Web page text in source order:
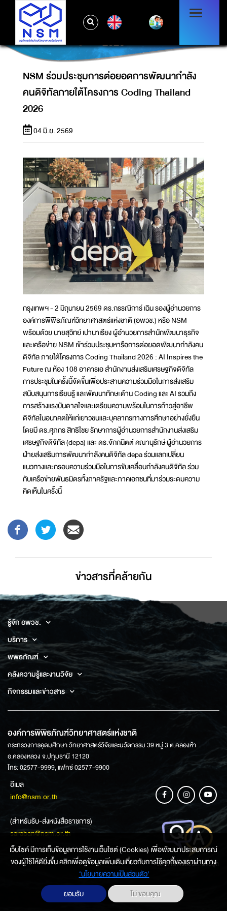
NSM ร่วมประชุมการต่อยอดการพัฒนากำลังคน
ดิจิทัลภายใต้โครงการ CODING THAILAND
2026
NSM ร่วมประชุมการต่อยอดการพัฒนากำลัง
คนดิจิทัลภายใต้โครงการ Coding Thailand
2026
04 มิ.ย. 2569
กรุงเทพฯ - 2 มิถุนายน 2569 ดร.กรรณิการ์ เฉิน รองผู้อำนวยการ
องค์การพิพิธภัณฑ์วิทยาศาสตร์แห่งชาติ (อพวช.) หรือ NSM
พร้อมด้วย นายสุวิทย์ เปานาเรียง ผู้อำนวยการสำนักพัฒนาธุรกิจ
และเครือข่าย NSM เข้าร่วมประชุมหารือการต่อยอดพัฒนากำลังคน
ดิจิทัล ภายใต้โครงการ Coding Thailand 2026 : AI Inspires the
Future ณ ห้อง 108 อาคารเอ สำนักงานส่งเสริมเศรษฐกิจดิจิทัล
การประชุมในครั้งนี้จัดขึ้นเพื่อประสานความร่วมมือในการส่งเสริม
สนับสนุนการเรียนรู้ และพัฒนาทักษะด้าน Coding และ AI รวมถึง
การสร้างแรงบันดาลใจและเตรียมความพร้อมในการก้าวสู่อาชีพ
ดิจิทัลในอนาคตให้แก่เยาวชนและบุคลากรทางการศึกษาอย่างยั่งยืน
โดยมี ดร.ศุภกร สิทธิไชย รักษาการผู้อำนวยการสำนักงานส่งเสริม
เศรษฐกิจดิจิทัล (depa) และ ดร.จักกนิตต์ คณานุรักษ์ ผู้อำนวยการ
ฝ่ายส่งเสริมการพัฒนากำลังคนดิจิทัล depa ร่วมแลกเปลี่ยน
แนวทางและกรอบความร่วมมือในการขับเคลื่อนกำลังคนดิจิทัล ร่วม
กับเครือข่ายพันธมิตรทั้งภาครัฐและภาคเอกชนที่มาร่วมระดมความ
คิดเห็นในครั้งนี้
ข่าวสารที่่คล้ายกัน
รู้จัก อพวช.
บริการ
พิพิธภัณฑ์
คลังความรู้และงานวิจัย
กิจกรรมและข่าวสาร
องค์การพิพิธภัณฑ์วิทยาศาสตร์แห่งชาติ
กระทรวงการอุดมศึกษา วิทยาศาสตร์วิจัยและนวัตกรรม 39 หมู่ 3 ต.คลองห้า
อ.คลองหลวง จ.ปทุมธานี 12120
โทร: 02577-9999, แฟกซ์ 02577-9900
อีเมล
info@nsm.or.th
(สำหรับรับ-ส่งหนังสือราชการ)
saraban@nsm.or.th
ช่องทางการสอบถามข้อมูล
เว็บไซค์ มีการเก็บข้อมูลการใช้งานเว็บไซต์ (Cookies) เพื่อพัฒนาประสบการณ์
ของผู้ใช้ให้ดียิ่งขึ้น คลิกเพื่อดูข้อมูลเพิ่มเติมเกี่ยวกับการใช้คุกกี้ของเราผ่านทาง
‘นโยบายความเป็นส่วนตัว'
ยอมรับ
ไม่ ขอบคุณ